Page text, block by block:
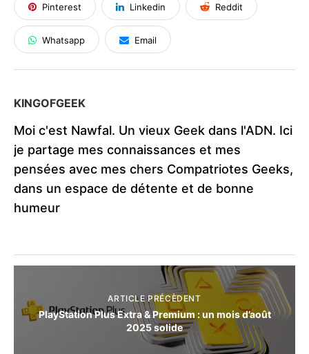
Pinterest Linkedin Reddit
Whatsapp Email
KINGOFGEEK
Moi c'est Nawfal. Un vieux Geek dans l'ADN. Ici
je partage mes connaissances et mes
pensées avec mes chers Compatriotes Geeks,
dans un espace de détente et de bonne
humeur
ARTICLE PRÉCÈDENT
PlayStation Plus Extra & Premium : un mois d’août
2025 solide